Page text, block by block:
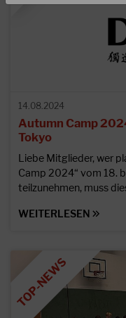
14.08.2024
Autumn Camp
Tokyo
Liebe Mitglieder, wer
Camp 2024“ vom 18.
teilzunehmen, muss
WEITERLESEN